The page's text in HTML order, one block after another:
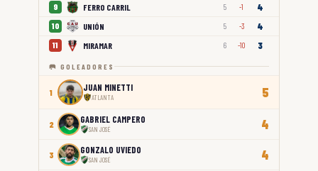
9 FERRO CARRIL 5 -1 4
10 UNIÓN 5 -3 4
11 MIRAMAR 6 -10 3
🥅 GOLEADORES
1 JUAN MINETTI
ATLANTA 5
2 GABRIEL CAMPERO
SAN JOSÉ 4
3 GONZALO UVIEDO
SAN JOSÉ 4